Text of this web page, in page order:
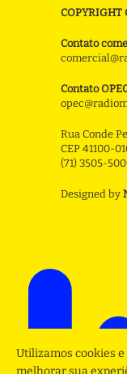
COPYRIGHT
Contato
Contato
Rua Conde
CEP 41100-
(71) 3505-
Designed by
Utilizamos cookies
melhorar sua